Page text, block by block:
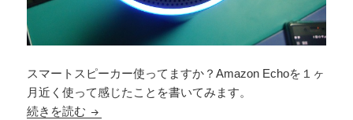
スマートスピーカー使ってますか？Amazon Echoを１ヶ
月近く使って感じたことを書いてみます。
続きを読む Amazon Echo １ヶ月使って感じたこと